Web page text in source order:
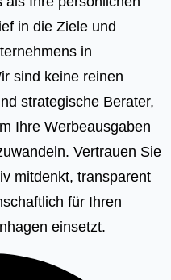
in die Ziele und
in
sind keine reinen
strategische Berater,
Ihre Werbeausgaben
Vertrauen Sie
mitdenkt, transparent
für Ihren
einsetzt.